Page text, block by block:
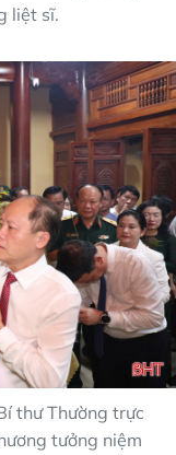
liệt sĩ.
thư Thường trực
tưởng niệm